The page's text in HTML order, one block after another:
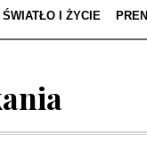
ŚWIATŁO I ŻYCIE